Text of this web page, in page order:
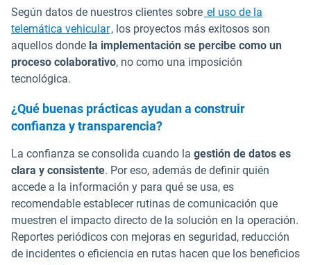
Según datos de nuestros clientes sobre el uso de la
telemática vehicular, los proyectos más exitosos son
aquellos donde la implementación se percibe como un
proceso colaborativo, no como una imposición
tecnológica.
¿Qué buenas prácticas ayudan a construir
confianza y transparencia?
La confianza se consolida cuando la gestión de datos es
clara y consistente. Por eso, además de definir quién
accede a la información y para qué se usa, es
recomendable establecer rutinas de comunicación que
muestren el impacto directo de la solución en la operación.
Reportes periódicos con mejoras en seguridad, reducción
de incidentes o eficiencia en rutas hacen que los beneficios